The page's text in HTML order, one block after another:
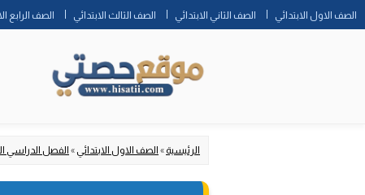
الصف الاول الابتدائي الصف الثاني الابتدائي الصف الثالث الابتدائي الصف الرابع
الرئيسية » الصف الاول الابتدائي » الفصل الدراسي